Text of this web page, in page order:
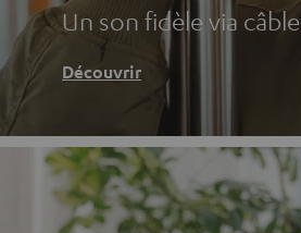
Un son fidèle via câble
Découvrir